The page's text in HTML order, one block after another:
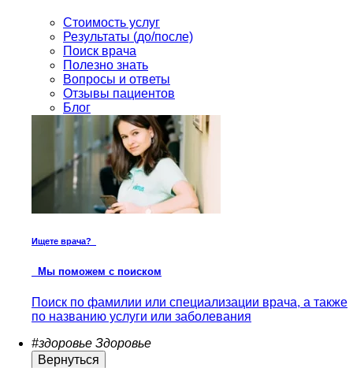
Стоимость услуг
Результаты (до/после)
Поиск врача
Полезно знать
Вопросы и ответы
Отзывы пациентов
Блог
Ищете врача?
Мы поможем с поиском
Поиск по фамилии или специализации врача, а также
по названию услуги или заболевания
#здоровье Здоровье
Вернуться